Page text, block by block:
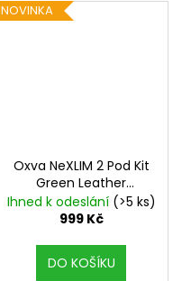
NOVINKA
Oxva NeXLIM 2 Pod Kit
Green Leather
2000mAh
Ihned k odeslání (>5 ks)
999 Kč
DO KOŠÍKU